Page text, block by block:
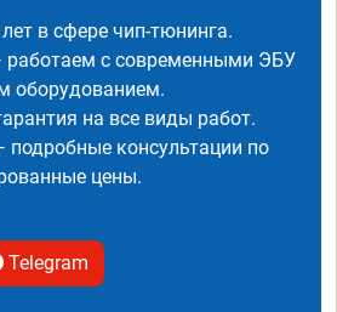
в сфере чип-тюнинга.
работаем с современными ЭБУ
оборудованием.
на все виды работ.
подробные консультации по
цены.
Telegram